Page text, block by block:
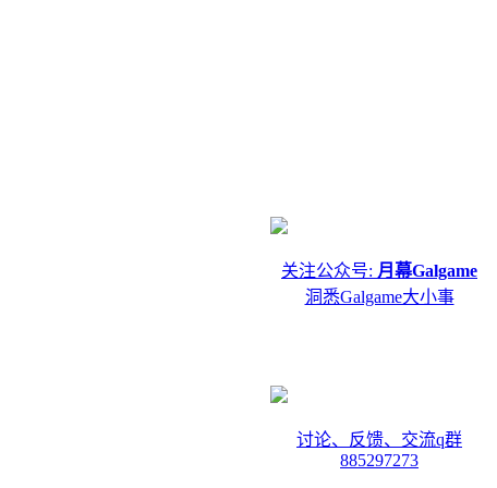
关注公众号: 月幕Galgame
洞悉Galgame大小事
讨论、反馈、交流q群
885297273